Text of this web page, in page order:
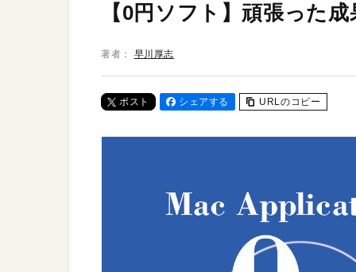
【0円ソフト】頑張った
著者： 早川厚志
ポスト シェアする URLのコピー